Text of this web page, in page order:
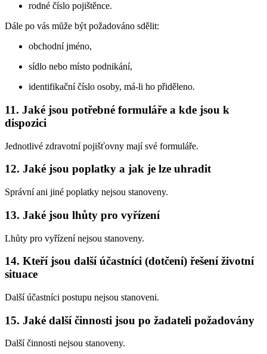
rodné číslo pojištěnce.
Dále po vás může být požadováno sdělit:
obchodní jméno,
sídlo nebo místo podnikání,
identifikační číslo osoby, má-li ho přiděleno.
11. Jaké jsou potřebné formuláře a kde jsou k
dispozici
Jednotlivé zdravotní pojišťovny mají své formuláře.
12. Jaké jsou poplatky a jak je lze uhradit
Správní ani jiné poplatky nejsou stanoveny.
13. Jaké jsou lhůty pro vyřízení
Lhůty pro vyřízení nejsou stanoveny.
14. Kteří jsou další účastníci (dotčení) řešení životní
situace
Další účastníci postupu nejsou stanoveni.
15. Jaké další činnosti jsou po žadateli požadovány
Další činnosti nejsou stanoveny.